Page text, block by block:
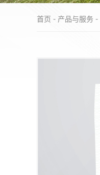
首页 - 产品与服务 -